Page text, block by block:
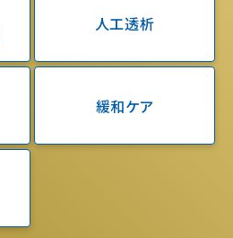
人工透析
緩和ケア